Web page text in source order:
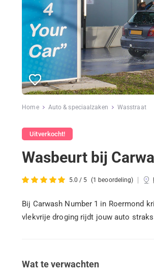
Home Auto & speciaalzaken Wasstraat
Uitverkocht!
Wasbeurt bij
5.0 / 5 (1 beoordeling) |
Bij Carwash Number 1 in Roermond
vlekvrije droging rijdt jouw auto
Wat te verwachten